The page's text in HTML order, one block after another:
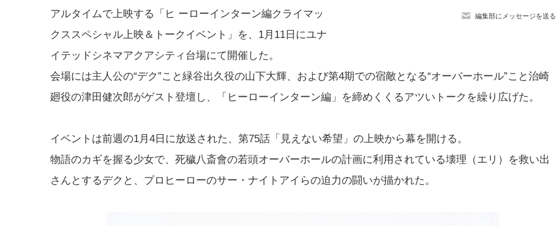
編集部にメッセージを送る
アルタイムで上映する「ヒ ーローインターン編クライマッ
クススペシャル上映＆トークイベント」を、1月11日にユナ
イテッドシネマアクアシティ台場にて開催した。
会場には主人公の“デク”こと緑谷出久役の山下大輝、および第4期での宿敵となる“オーバーホール”こと治崎
廻役の津田健次郎がゲスト登壇し、「ヒーローインターン編」を締めくくるアツいトークを繰り広げた。
イベントは前週の1月4日に放送された、第75話「見えない希望」の上映から幕を開ける。
物語のカギを握る少女で、死穢八斎會の若頭オーバーホールの計画に利用されている壊理（エリ）を救い出
さんとするデクと、プロヒーローのサー・ナイトアイらの迫力の闘いが描かれた。